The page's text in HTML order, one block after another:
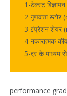
1-टेक्स्ट
2-गुणवत्ता
3-इंप्रेशन शेयर
4-नकारात्मक
5-दर के माध्यम
performance